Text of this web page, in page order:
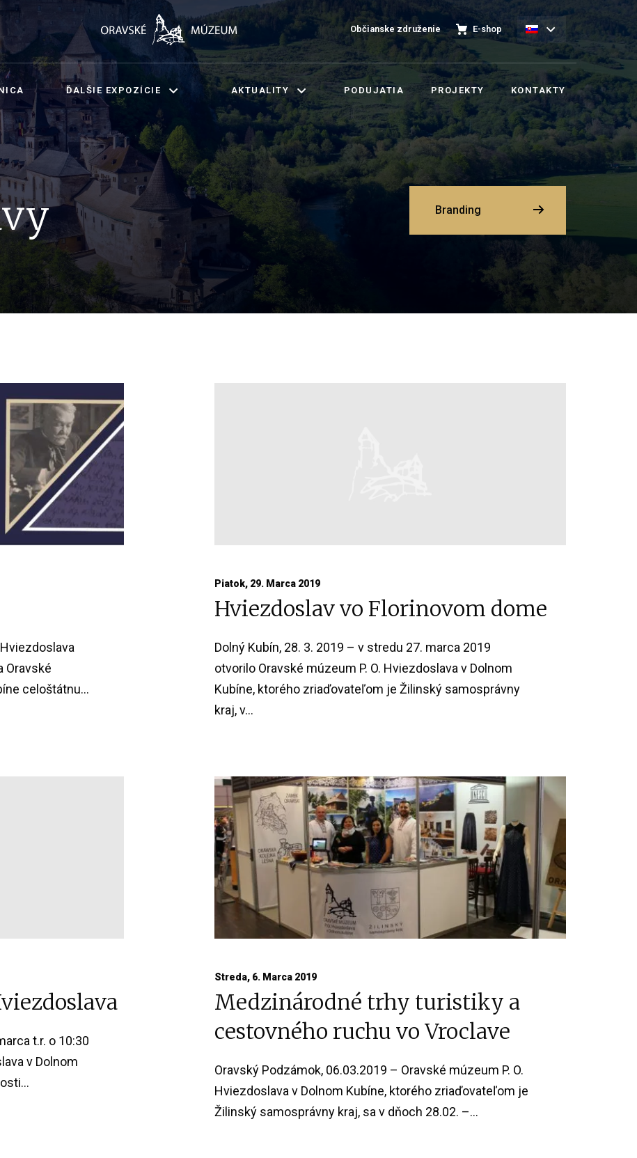
Občianske združenie E-shop
ĎALŠIE EXPOZÍCIE AKTUALITY PODUJATIA PROJEKTY KONTAKTY
Branding
Oravské
celoštátnu...
Piatok, 29. Marca 2019
Hviezdoslav vo Florinovom dome
Dolný Kubín, 28. 3. 2019 – v stredu 27. marca 2019
otvorilo Oravské múzeum P. O. Hviezdoslava v Dolnom
Kubíne, ktorého zriaďovateľom je Žilinský samosprávny
kraj, v...
t.r. o 10:30
v Dolnom
Streda, 6. Marca 2019
Medzinárodné trhy turistiky a
cestovného ruchu vo Vroclave
Oravský Podzámok, 06.03.2019 – Oravské múzeum P. O.
Hviezdoslava v Dolnom Kubíne, ktorého zriaďovateľom je
Žilinský samosprávny kraj, sa v dňoch 28.02. –...